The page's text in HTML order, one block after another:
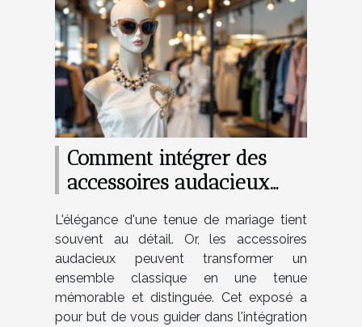
Comment intégrer des
accessoires audacieux
mariage
L'élégance d'une tenue de mariage tient
souvent au détail. Or, les accessoires
audacieux peuvent transformer un
ensemble classique en une tenue
mémorable et distinguée. Cet exposé a
pour but de vous guider dans l'intégration